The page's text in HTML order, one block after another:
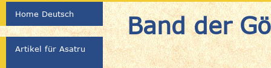
Band der
Home Deutsch
Artikel für Asatru